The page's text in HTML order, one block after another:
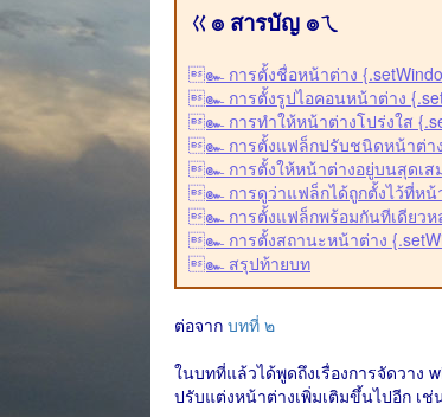
ㄍ๏ สารบัญ ๏ㄟ
๛ การตั้งชื่อหน้าต่าง
๛ การตั้งรูปไอคอนหน้าต่าง
๛ การทำให้หน้าต่างโปร่งใส
๛ การตั้งแฟล็กปรับชนิดหน้าต่าง
๛ การตั้งให้หน้าต่างอยู่บนสุดเสม
๛ การดูว่าแฟล็กได้ถูกตั้งไว้ที่หน้
๛ การตั้งแฟล็กพร้อมกันทีเดียวห
๛ การตั้งสถานะหน้าต่าง
๛ สรุปท้ายบท
ต่อจาก บทที่ ๒
ในบทที่แล้วได้พูดถึงเรื่องการจัดวาง
ปรับแต่งหน้าต่างเพิ่มเติมขึ้นไปอีก เ